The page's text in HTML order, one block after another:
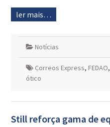
ler mais…
Notícias
Correos Express, FEDAO,
ótico
Still reforça gama de